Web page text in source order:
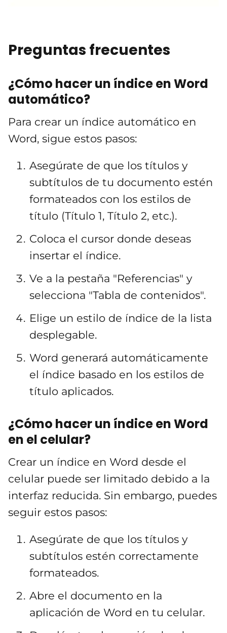
Preguntas frecuentes
¿Cómo hacer un índice en Word
automático?
Para crear un índice automático en
Word, sigue estos pasos:
Asegúrate de que los títulos y
subtítulos de tu documento estén
formateados con los estilos de
título (Título 1, Título 2, etc.).
Coloca el cursor donde deseas
insertar el índice.
Ve a la pestaña "Referencias" y
selecciona "Tabla de contenidos".
Elige un estilo de índice de la lista
desplegable.
Word generará automáticamente
el índice basado en los estilos de
título aplicados.
¿Cómo hacer un índice en Word
en el celular?
Crear un índice en Word desde el
celular puede ser limitado debido a la
interfaz reducida. Sin embargo, puedes
seguir estos pasos:
Asegúrate de que los títulos y
subtítulos estén correctamente
formateados.
Abre el documento en la
aplicación de Word en tu celular.